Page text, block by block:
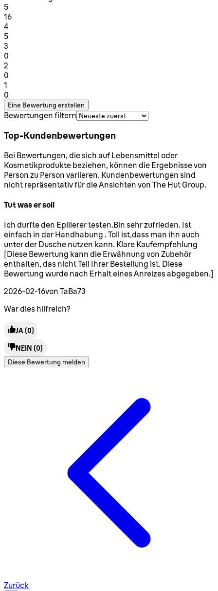
51 Sterne von maximal 1
16
41 Sterne von maximal 1
5
3
0
2
0
1
0
Eine Bewertung erstellen
Bewertungen filtern
Top-Kundenbewertungen
Bei Bewertungen, die sich auf Lebensmittel oder
Kosmetikprodukte beziehen, können die Ergebnisse von
Person zu Person variieren. Kundenbewertungen sind
nicht repräsentativ für die Ansichten von The Hut Group.
Tut was er soll
5 Sterne von maximal 5
Ich durfte den Epilierer testen.Bin sehr zufrieden. Ist
einfach in der Handhabung . Toll ist,dass man ihn auch
unter der Dusche nutzen kann. Klare Kaufempfehlung
[Diese Bewertung kann die Erwähnung von Zubehör
enthalten, das nicht Teil Ihrer Bestellung ist. Diese
Bewertung wurde nach Erhalt eines Anreizes abgegeben.]
2026-02-16von TaBa73
War dies hilfreich?
JA (0)
NEIN (0)
Diese Bewertung melden
Zurück